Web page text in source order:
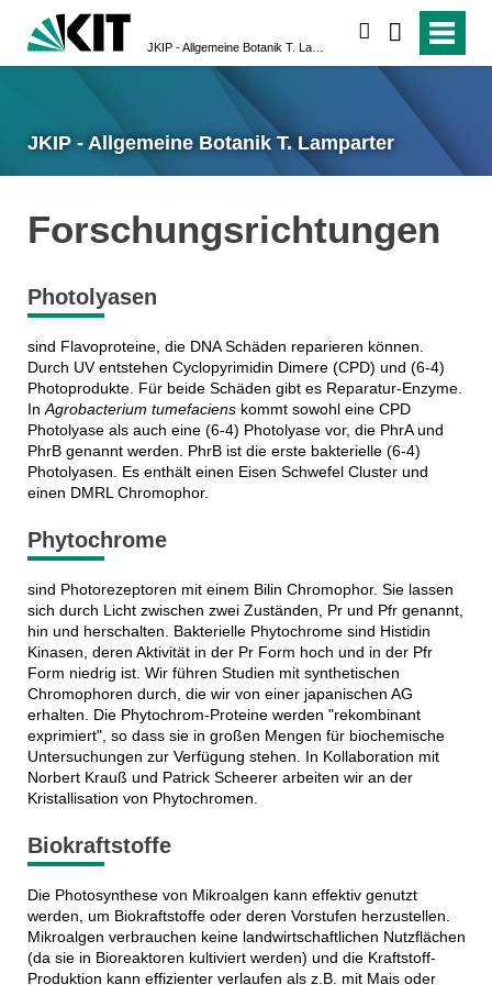
JKIP - Allgemeine Botanik T. Lamparter
Forschungsrichtungen
Photolyasen
sind Flavoproteine, die DNA Schäden reparieren können.
Durch UV entstehen Cyclopyrimidin Dimere (CPD) und (6-4)
Photoprodukte. Für beide Schäden gibt es Reparatur-Enzyme.
InAgrobacterium tumefacienskommt sowohl eine CPD
Photolyase als auch eine (6-4) Photolyase vor, die PhrA und
PhrB genannt werden. PhrB ist die erste bakterielle (6-4)
Photolyasen. Es enthält einen Eisen Schwefel Cluster und
einen DMRL Chromophor.
Phytochrome
sind Photorezeptoren mit einem Bilin Chromophor. Sie lassen
sich durch Licht zwischen zwei Zuständen, Pr und Pfr genannt,
hin und herschalten. Bakterielle Phytochrome sind Histidin
Kinasen, deren Aktivität in der Pr Form hoch und in der Pfr
Form niedrig ist. Wir führen Studien mit synthetischen
Chromophoren durch, die wir von einer japanischen AG
erhalten. Die Phytochrom-Proteine werden "rekombinant
exprimiert", so dass sie in großen Mengen für biochemische
Untersuchungen zur Verfügung stehen. In Kollaboration mit
Norbert Krauß und Patrick Scheerer arbeiten wir an der
Kristallisation von Phytochromen.
Biokraftstoffe
Die Photosynthese von Mikroalgen kann effektiv genutzt
werden, um Biokraftstoffe oder deren Vorstufen herzustellen.
Mikroalgen verbrauchen keine landwirtschaftlichen Nutzflächen
(da sie in Bioreaktoren kultiviert werden) und die Kraftstoff-
Produktion kann effizienter verlaufen als z.B. mit Mais oder